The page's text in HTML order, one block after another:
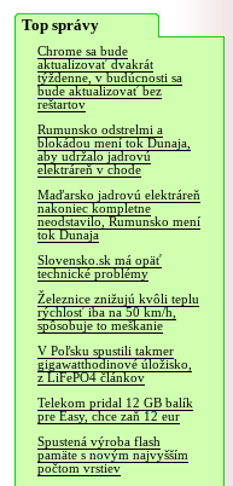
Top správy
Chrome sa bude
aktualizovať dvakrát
týždenne, v budúcnosti sa
bude aktualizovať bez
reštartov
Rumunsko odstrelmi a
blokádou mení tok Dunaja,
aby udržalo jadrovú
elektráreň v chode
Maďarsko jadrovú elektráreň
nakoniec kompletne
neodstavilo, Rumunsko mení
tok Dunaja
Slovensko.sk má opäť
technické problémy
Železnice znižujú kvôli teplu
rýchlosť iba na 50 km/h,
spôsobuje to meškanie
V Poľsku spustili takmer
gigawatthodinové úložisko,
z LiFePO4 článkov
Telekom pridal 12 GB balík
pre Easy, chce zaň 12 eur
Spustená výroba flash
pamäte s novým najvyšším
počtom vrstiev